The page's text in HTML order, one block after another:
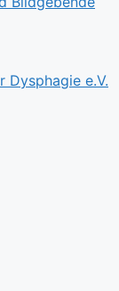
Dysphagie e.V.